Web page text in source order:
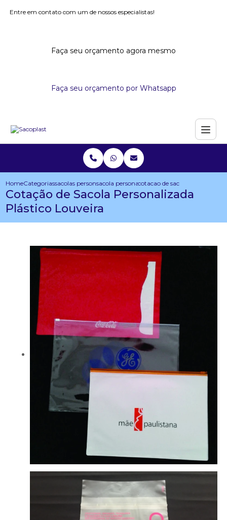
Entre em contato com um de nossos especialistas!
Faça seu orçamento agora mesmo
Faça seu orçamento por Whatsapp
HomeCategoriassacolas personalizadassacola personalizada para congresso
cotacao de sacola
Cotação de Sacola Personalizada
Plástico Louveira